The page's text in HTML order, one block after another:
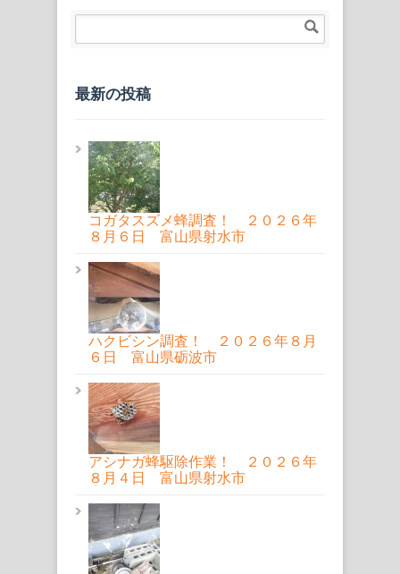
最新の投稿
コガタスズメ蜂調査！ ２０２６年
８月６日 富山県射水市
ハクビシン調査！ ２０２６年８月
６日 富山県砺波市
アシナガ蜂駆除作業！ ２０２６年
８月４日 富山県射水市